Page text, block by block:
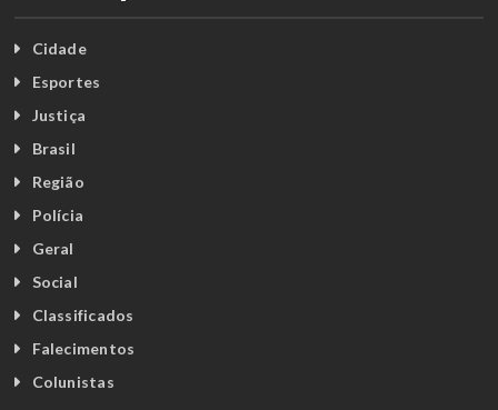
Cidade
Esportes
Justiça
Brasil
Região
Polícia
Geral
Social
Classificados
Falecimentos
Colunistas